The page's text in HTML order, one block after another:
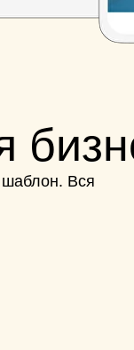
шаблон. Вся